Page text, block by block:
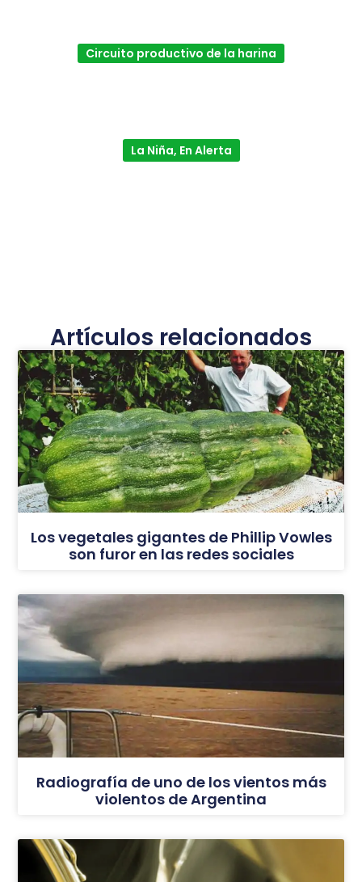
Circuito productivo de la harina
La Niña, En Alerta
Artículos relacionados
Los vegetales gigantes de Phillip Vowles
son furor en las redes sociales
Radiografía de uno de los vientos más
violentos de Argentina